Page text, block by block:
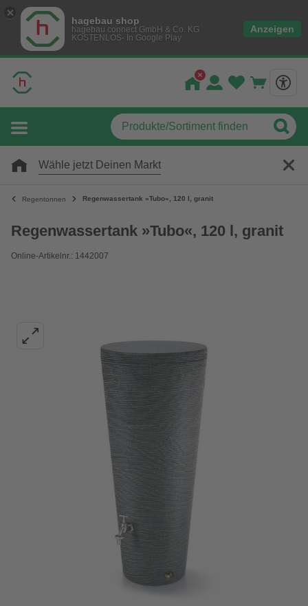
hagebau shop
hagebau connect GmbH & Co. KG
KOSTENLOS- In Google Play
Anzeigen
Wähle jetzt Deinen Markt
Regentonnen Regenwassertank »Tubo«, 120 l, granit
Regenwassertank »Tubo«, 120 l, granit
Online-Artikelnr.: 1442007